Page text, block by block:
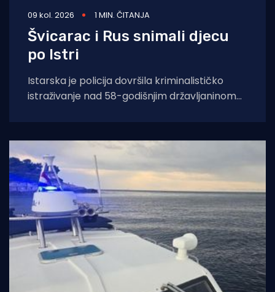
09 kol. 2026 1 MIN. ČITANJA
Švicarac i Rus snimali djecu
po Istri
Istarska je policija dovršila kriminalističko
istraživanje nad 58-godišnjim državljaninom